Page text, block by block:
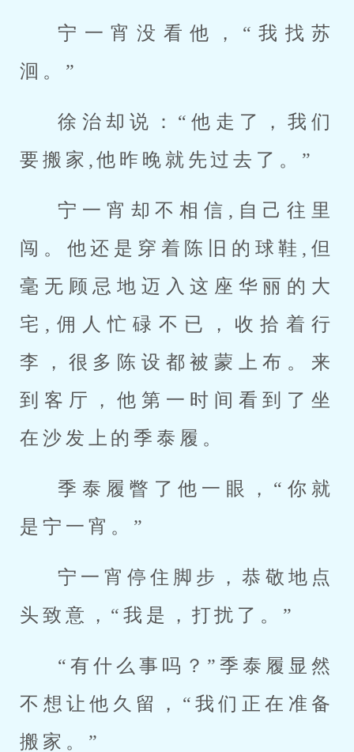
宁一宵没看他，“我找苏
洄。”
徐治却说：“他走了，我们
要搬家,他昨晚就先过去了。”
宁一宵却不相信,自己往里
闯。他还是穿着陈旧的球鞋,但
毫无顾忌地迈入这座华丽的大
宅,佣人忙碌不已，收拾着行
李，很多陈设都被蒙上布。来
到客厅，他第一时间看到了坐
在沙发上的季泰履。
季泰履瞥了他一眼，“你就
是宁一宵。”
宁一宵停住脚步，恭敬地点
头致意，“我是，打扰了。”
“有什么事吗？”季泰履显然
不想让他久留，“我们正在准备
搬家。”